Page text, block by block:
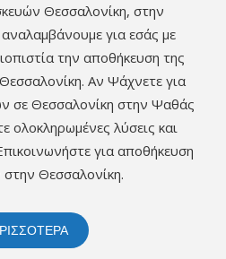
Θεσσαλονίκη, στην
για εσάς με
την αποθήκευση της
Αν Ψάχνετε για
σε Θεσσαλονίκη στην Ψαθάς
ολοκληρωμένες λύσεις και
για αποθήκευση
στην Θεσσαλονίκη.